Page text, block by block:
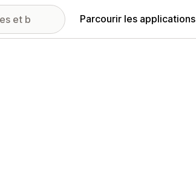
Parcourir les applications